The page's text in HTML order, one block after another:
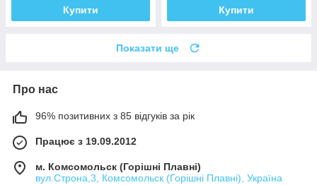
Купити Купити
Показати ще
Про нас
96% позитивних з 85 відгуків за рік
Працює з 19.09.2012
м. Комсомольск (Горішні Плавні)
вул.Строна,3, Комсомольск (Горішні Плавні), Україна